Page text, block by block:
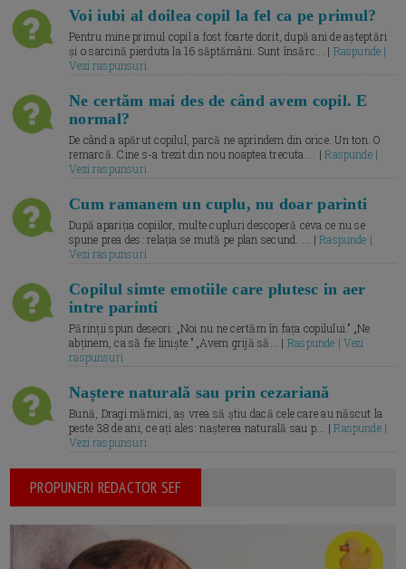
Voi iubi al doilea copil la fel ca pe primul?
Pentru mine primul copil a fost foarte dorit, după ani de așteptări
și o sarcină pierduta la 16 săptămâni. Sunt însărc... | Raspunde |
Vezi raspunsuri
Ne certăm mai des de când avem copil. E
normal?
De când a apărut copilul, parcă ne aprindem din orice. Un ton. O
remarcă. Cine s-a trezit din nou noaptea trecuta.... |Raspunde |
Vezi raspunsuri
Cum ramanem un cuplu, nu doar parinti
După apariția copiilor, multe cupluri descoperă ceva ce nu se
spune prea des: relația se mută pe plan secund. ... |Raspunde |
Vezi raspunsuri
Copilul simte emotiile care plutesc in aer
intre parinti
Părinții spun deseori: „Noi nu ne certăm în fața copilului.” „Ne
abținem, ca să fie liniște.” „Avem grijă să... | Raspunde | Vezi
raspunsuri
Naștere naturală sau prin cezariană
Bună, Dragi mămici, aș vrea să știu dacă cele care au născut la
peste 38 de ani, ce ați ales: nașterea naturală sau p... |Raspunde |
Vezi raspunsuri
PROPUNERI REDACTOR SEF